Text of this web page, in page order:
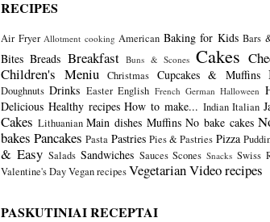
RECIPES
Air Fryer Allotment cooking American Baking for Kids Bars
Bites Breads Breakfast Buns & Scones Cakes
Children's Meniu
Christmas Cupcakes & Muffins
Doughnuts Drinks Easter English French German Halloween
Delicious Healthy recipes How to make... Indian Italian
Cakes Lithuanian Main dishes Muffins No bake cakes
bakes Pancakes Pasta Pastries Pies & Pastries Pizza
& Easy Salads Sandwiches Sauces Scones Snacks Swiss
Valentine's DayVegan recipesVegetarianVideo recipes
PASKUTINIAI RECEPTAI